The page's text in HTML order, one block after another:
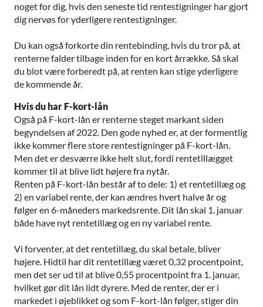
noget for dig, hvis den seneste tid rentestigninger har gjort
dig nervøs for yderligere rentestigninger.
Du kan også forkorte din rentebinding, hvis du tror på, at
renterne falder tilbage inden for en kort årrække. Så skal
du blot være forberedt på, at renten kan stige yderligere
de kommende år.
Hvis du har F-kort-lån
Også på F-kort-lån er renterne steget markant siden
begyndelsen af 2022. Den gode nyhed er, at der formentlig
ikke kommer flere store rentestigninger på F-kort-lån.
Men det er desværre ikke helt slut, fordi rentetillægget
kommer til at blive lidt højere fra nytår.
Renten på F-kort-lån består af to dele: 1) et rentetillæg og
2) en variabel rente, der kan ændres hvert halve år og
følger en 6-måneders markedsrente. Dit lån skal 1. januar
både have nyt rentetillæg og en ny variabel rente.
Vi forventer, at det rentetillæg, du skal betale, bliver
højere. Hidtil har dit rentetillæg været 0,32 procentpoint,
men det ser ud til at blive 0,55 procentpoint fra 1. januar,
hvilket gør dit lån lidt dyrere. Med de renter, der er i
markedet i øjeblikket og som F-kort-lån følger, stiger din